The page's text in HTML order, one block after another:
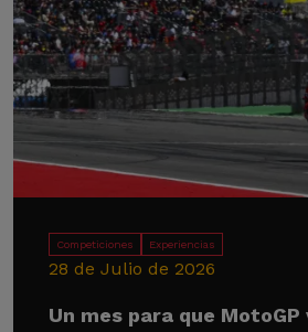
Competiciones Experiencias
28 de Julio de 2026
Un mes para que